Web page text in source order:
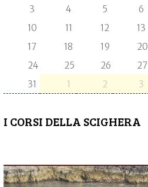
3
4 5 6
10
11 12 13
17
18 19 20
24
25 26 27
31
1 2 3
I CORSI DELLA SCIGHERA